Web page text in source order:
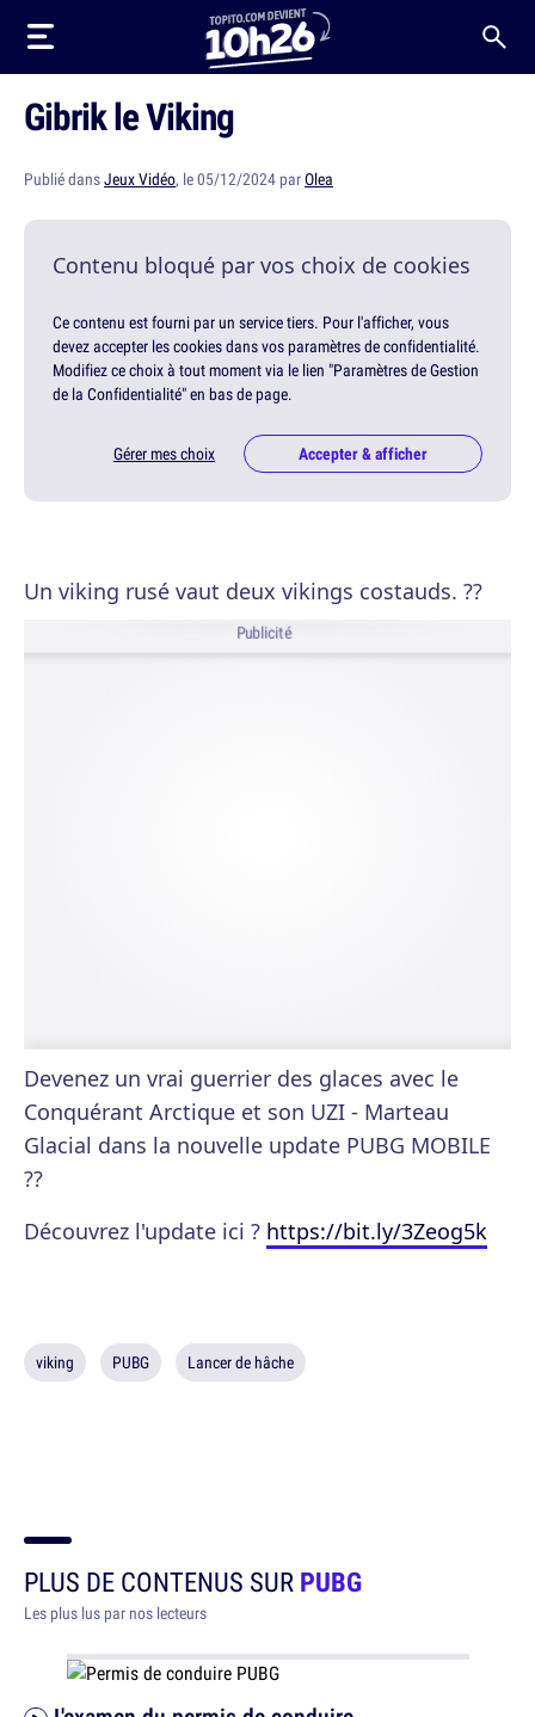
Gibrik le Viking
Publié dansJeux Vidéo, le 05/12/2024 parOlea
Contenu bloqué par vos choix de cookies
Ce contenu est fourni par un service tiers. Pour l'afficher, vous
devez accepter les cookies dans vos paramètres de confidentialité.
Modifiez ce choix à tout moment via le lien "Paramètres de Gestion
de la Confidentialité" en bas de page.
Gérer mes choix Accepter & afficher
Un viking rusé vaut deux vikings costauds. ??
Publicité
Devenez un vrai guerrier des glaces avec le
Conquérant Arctique et son UZI - Marteau
Glacial dans la nouvelle update PUBG MOBILE
??
Découvrez l'update ici ? https://bit.ly/3Zeog5k
viking PUBG Lancer de hâche
PLUS DE CONTENUS SURPUBG
Les plus lus par nos lecteurs